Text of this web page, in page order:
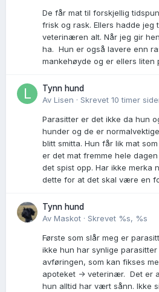
De får mat til forskjellig
frisk og rask. Ellers hadde jeg
veterinæren alt. Når jeg gir
ha. Hun er også lavere enn
mankehøyde og er ellers liten
Tynn hund
Av Lisen · Skrevet 10 timer
Parasitter er det ikke da hun
hunder og de er
blitt smitta. Hun får lik mat
er det mat fremme hele
det spist opp. Har ikke merka
dette for at det skal være en
Tynn hund
Av Maskot · Skrevet %s, %s
Første som slår meg er
ikke hun har synlige
avføringen, som kan fikses
apoteket -> veterinær. Det er
hun alltid har vært sånn. Ikke